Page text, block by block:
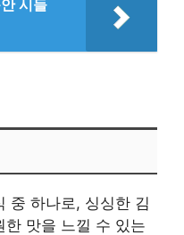
시들
중 하나로, 싱싱한 김
한 맛을 느낄 수 있는